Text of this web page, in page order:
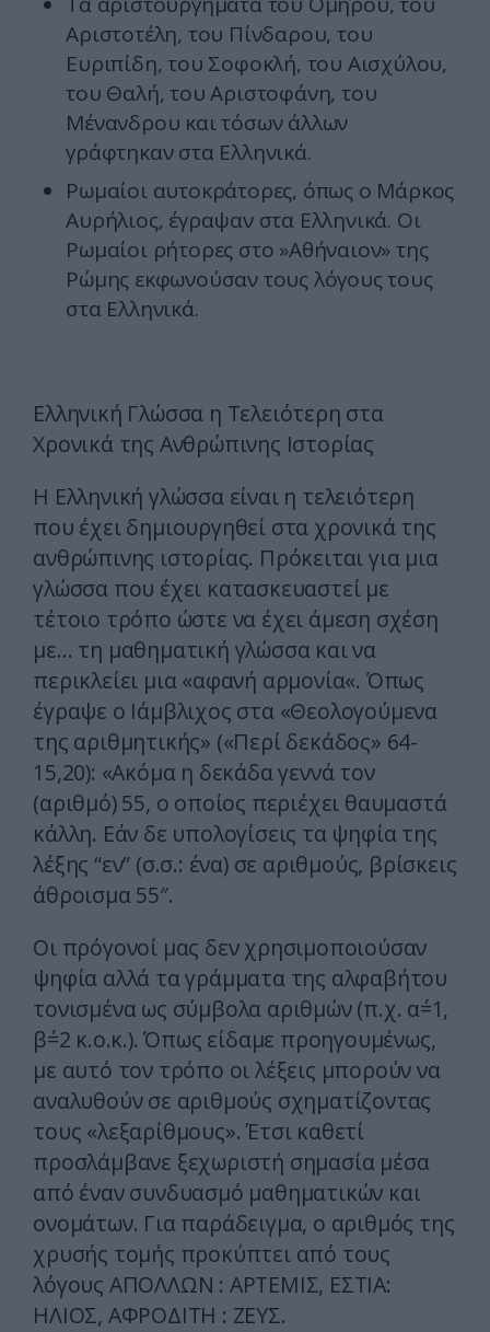
Αριστοτέλη, του Πίνδαρου, του
Ευριπίδη, του Σοφοκλή, του Αισχύλου,
του Θαλή, του Αριστοφάνη, του
Μένανδρου και τόσων άλλων
γράφτηκαν στα Ελληνικά.
Ρωμαίοι αυτοκράτορες, όπως ο Μάρκος
Αυρήλιος, έγραψαν στα Ελληνικά. Οι
Ρωμαίοι ρήτορες στο »Αθήναιον» της
Ρώμης εκφωνούσαν τους λόγους τους
στα Ελληνικά.
Ελληνική Γλώσσα η Τελειότερη στα
Χρονικά της Ανθρώπινης Ιστορίας
Η Ελληνική γλώσσα είναι η τελειότερη
που έχει δημιουργηθεί στα χρονικά της
ανθρώπινης ιστορίας. Πρόκειται για μια
γλώσσα που έχει κατασκευαστεί με
τέτοιο τρόπο ώστε να έχει άμεση σχέση
με… τη μαθηματική γλώσσα και να
περικλείει μια «αφανή αρμονία«. Όπως
έγραψε ο Ιάμβλιχος στα «Θεολογούμενα
της αριθμητικής» («Περί δεκάδος» 64-
15,20): «Ακόμα η δεκάδα γεννά τον
(αριθμό) 55, ο οποίος περιέχει θαυμαστά
κάλλη. Εάν δε υπολογίσεις τα ψηφία της
λέξης “εν” (σ.σ.: ένα) σε αριθμούς, βρίσκεις
άθροισμα 55″.
Οι πρόγονοί μας δεν χρησιμοποιούσαν
ψηφία αλλά τα γράμματα της αλφαβήτου
τονισμένα ως σύμβολα αριθμών (π.χ. α΄=1,
β΄=2 κ.ο.κ.). Όπως είδαμε προηγουμένως,
με αυτό τον τρόπο οι λέξεις μπορούν να
αναλυθούν σε αριθμούς σχηματίζοντας
τους «λεξαρίθμους». Έτσι καθετί
προσλάμβανε ξεχωριστή σημασία μέσα
από έναν συνδυασμό μαθηματικών και
ονομάτων. Για παράδειγμα, ο αριθμός της
χρυσής τομής προκύπτει από τους
λόγους ΑΠΟΛΛΩΝ : ΑΡΤΕΜΙΣ, ΕΣΤΙΑ:
ΗΛΙΟΣ, ΑΦΡΟΔΙΤΗ : ΖΕΥΣ.